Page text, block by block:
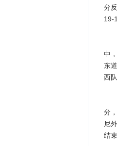
分
19-
次
中
东
西队
第
分
尼
结